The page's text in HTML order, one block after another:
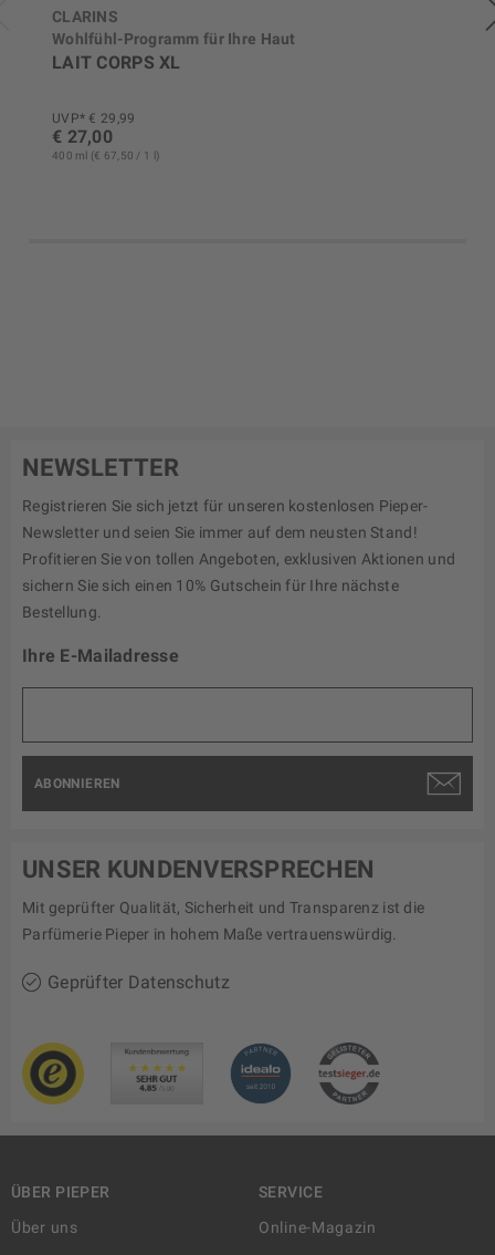
CLARINS
Wohlfühl-Programm für Ihre Haut
LAIT CORPS XL
UVP* € 29,99
€ 27,00
400 ml (€ 67,50 / 1 l)
NEWSLETTER
Registrieren Sie sich jetzt für unseren kostenlosen Pieper-
Newsletter und seien Sie immer auf dem neusten Stand!
Profitieren Sie von tollen Angeboten, exklusiven Aktionen und
sichern Sie sich einen 10% Gutschein für Ihre nächste
Bestellung.
Ihre E-Mailadresse
ABONNIEREN
UNSER KUNDENVERSPRECHEN
Mit geprüfter Qualität, Sicherheit und Transparenz ist die
Parfümerie Pieper in hohem Maße vertrauenswürdig.
Geprüfter Datenschutz
ÜBER PIEPER
Über uns
SERVICE
Online-Magazin